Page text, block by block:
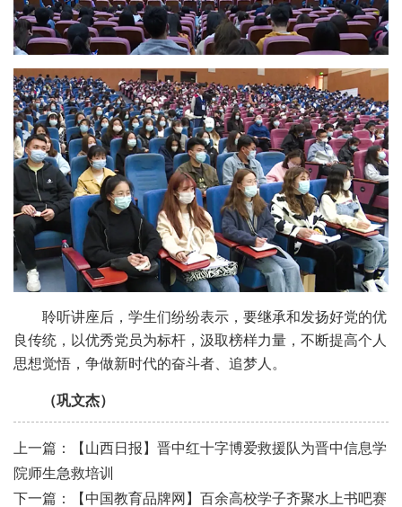
聆听讲座后，学生们纷纷表示，要继承和发扬好党的优
良传统，以优秀党员为标杆，汲取榜样力量，不断提高个人
思想觉悟，争做新时代的奋斗者、追梦人。
（巩文杰）
上一篇：【山西日报】晋中红十字博爱救援队为晋中信息学
院师生急救培训
下一篇：【中国教育品牌网】百余高校学子齐聚水上书吧赛